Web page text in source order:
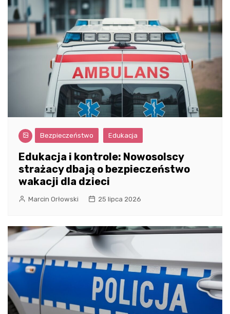
Bezpieczeństwo Edukacja
Edukacja i kontrole: Nowosolscy
strażacy dbają o bezpieczeństwo
wakacji dla dzieci
Marcin Orłowski 25 lipca 2026